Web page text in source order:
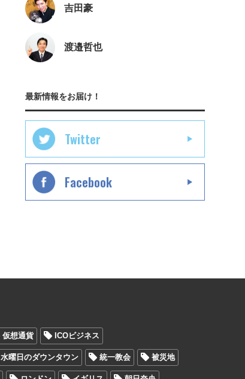
吉田豪
渡邉哲也
最新情報をお届け！
Twitter
Facebook
仮想通貨 ICOビジネス
水曜日のダウンタウン 統一教会 被災地